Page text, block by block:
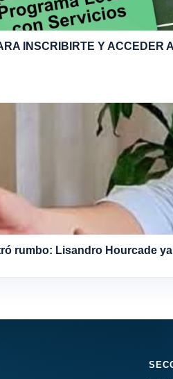
INSCRIBIRTE Y ACCEDER
rumbo: Lisandro Hourcade